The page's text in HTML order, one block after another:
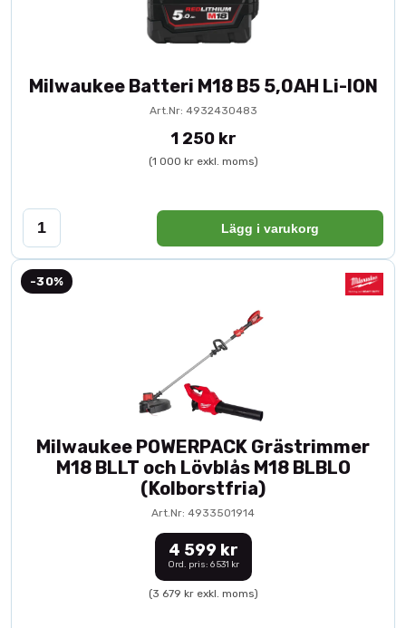
Milwaukee Batteri M18 B5 5,0AH Li-ION
Art.Nr: 4932430483
1 250 kr
(1 000 kr exkl. moms)
Lägg i varukorg
-30%
Milwaukee POWERPACK Grästrimmer
M18 BLLT och Lövblås M18 BLBLO
(Kolborstfria)
Art.Nr: 4933501914
4 599 kr
Ord. pris: 6 531 kr
(3 679 kr exkl. moms)